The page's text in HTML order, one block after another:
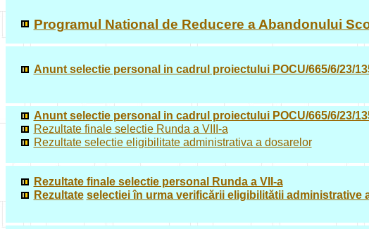
Programul National de Reducere a Abandonului
Anunt selectie personal in cadrul proiectului POCU/665/6/23/
Anunt selectie personal in cadrul proiectului POCU/665/6/23/
Rezultate finale selectie Runda a VIII-a
Rezultate selectie eligibilitate administrativa a dosarelor
Rezultate finale selectie personal Runda a VII-a
Rezultate selectiei în urma verificării eligibilitătii administrative